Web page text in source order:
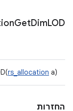
GetDimLOD
rs_allocation a);
החזרות